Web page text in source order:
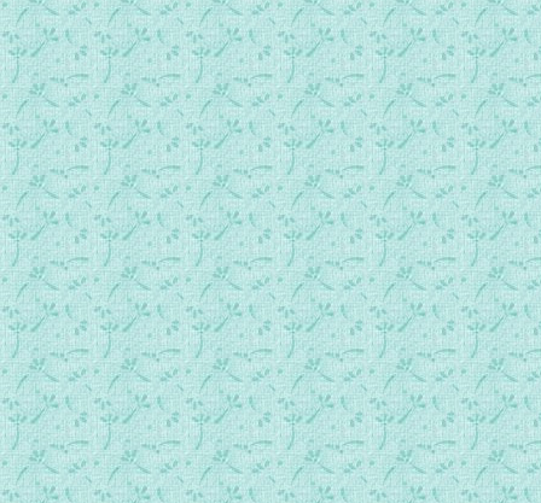
25 何处有仁.mp3
26 主，我该走的路祢知道.mp3
27 赞美我上主.mp3